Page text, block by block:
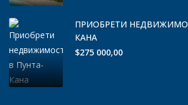
ПРИОБРЕТИ
КАНА
$275 000,00